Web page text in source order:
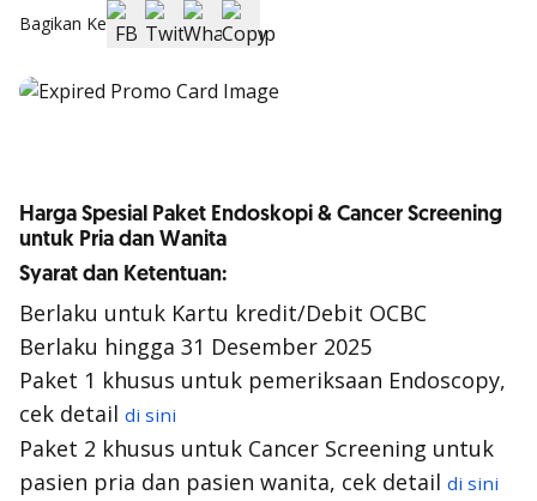
Bagikan Ke
Harga Spesial Paket Endoskopi & Cancer Screening
untuk Pria dan Wanita
Syarat dan Ketentuan:
Berlaku untuk Kartu kredit/Debit OCBC
Berlaku hingga 31 Desember 2025
Paket 1 khusus untuk pemeriksaan Endoscopy,
cek detail di sini
Paket 2 khusus untuk Cancer Screening untuk
pasien pria dan pasien wanita, cek detail di sini